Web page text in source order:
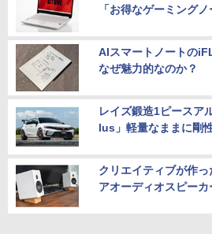
「お得なゲーミングノ
AIスマートノートの
なぜ魅力的なのか？
レイズ鍛造1ピースア
lus」軽量なままに剛
クリエイティブが作
アオーディオスピーカ